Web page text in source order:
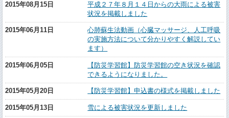
2015年08月15日
平成２７年８月１４日からの大雨による被害
状況を掲載しました
2015年06月11日
心肺蘇生法動画（心臓マッサージ、人工呼吸
の実施方法について分かりやすく解説してい
ます）
2015年06月05日
【防災学習館】防災学習館の空き状況を確認
できるようになりました。
2015年05月20日 【防災学習館】申込書の様式を掲載しました
2015年05月13日 雪による被害状況を更新しました